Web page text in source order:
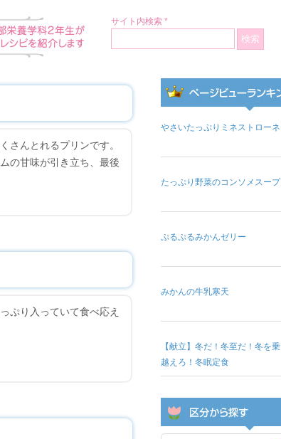
サイト内検索 *
さんとれるプリンです。
の甘味が引き立ち、最後
ぷり入っていて食べ応え
やさいたっぷりミネストローネ
たっぷり野菜のコンソメスープ
ぷるぷるみかんゼリー
みかんの牛乳寒天
【献立】冬だ！冬至だ！冬を乗
越えろ！冬眠定食